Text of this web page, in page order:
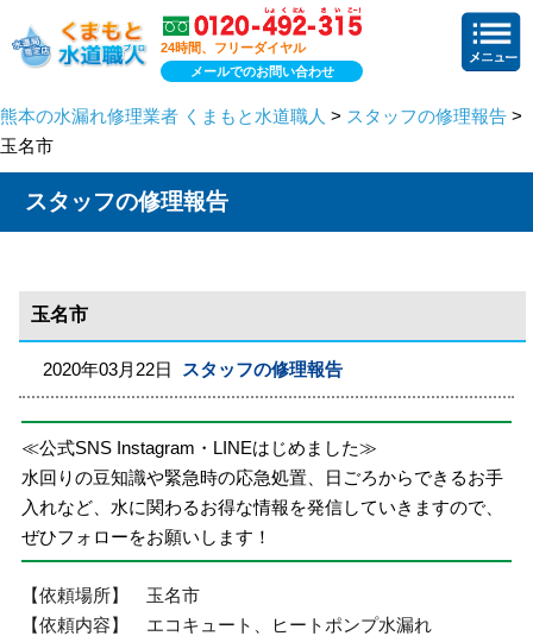
24時間、フリーダイヤル
メールでのお問い合わせ
熊本の水漏れ修理業者 くまもと水道職人 > スタッフの修理報告 >
玉名市
スタッフの修理報告
玉名市
2020年03月22日 スタッフの修理報告
≪公式SNS Instagram・LINEはじめました≫
水回りの豆知識や緊急時の応急処置、日ごろからできるお手
入れなど、水に関わるお得な情報を発信していきますので、
ぜひフォローをお願いします！
【依頼場所】 玉名市
【依頼内容】 エコキュート、ヒートポンプ水漏れ